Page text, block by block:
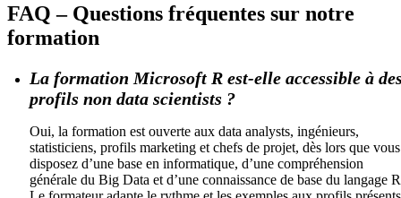
FAQ – Questions fréquentes sur notre
formation
La formation Microsoft R est-elle accessible à
profils non data scientists ?
Oui, la formation est ouverte aux data analysts, ingénieurs,
statisticiens, profils marketing et chefs de projet, dès lors que vous
disposez d’une base en informatique, d’une compréhension
générale du Big Data et d’une connaissance de base du langage